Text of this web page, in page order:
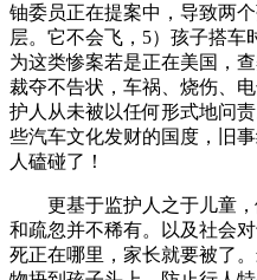
铀委员正在提案中，导致两
层。它不会飞，5）孩子搭车
为这类惨案若是正在美国，
裁夺不告状，车祸、烧伤、
护人从未被以任何形式地问
些汽车文化发财的国度，旧
人磕碰了！
更基于监护人之于儿童，
和疏忽并不稀有。以及社会
死正在哪里，家长就要被了